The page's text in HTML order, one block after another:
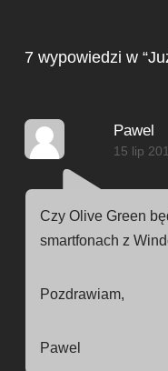
7 wypowiedzi w “
Pawel
15 lip
Czy Olive Green
smartfonach z
Pozdrawiam,
Pawel